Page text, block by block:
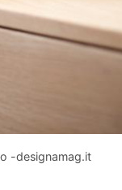
-designamag.it